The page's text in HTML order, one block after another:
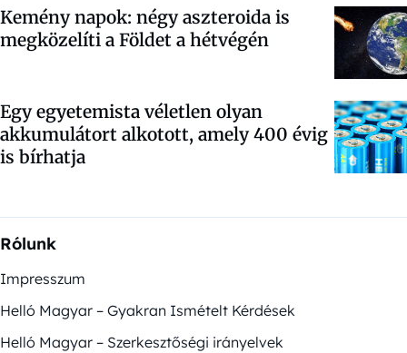
Kemény napok: négy aszteroida is
megközelíti a Földet a hétvégén
Egy egyetemista véletlen olyan
akkumulátort alkotott, amely 400 évig
is bírhatja
Rólunk
Impresszum
Helló Magyar – Gyakran Ismételt Kérdések
Helló Magyar – Szerkesztőségi irányelvek